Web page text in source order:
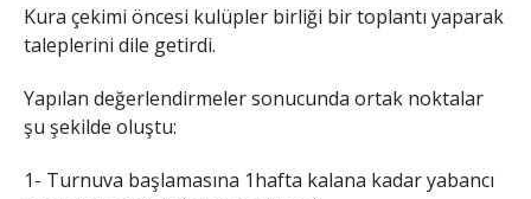
Kura çekimi öncesi kulüpler birliği bir toplantı yaparak
taleplerini dile getirdi.
Yapılan değerlendirmeler sonucunda ortak noktalar
şu şekilde oluştu:
1- Turnuva başlamasına 1hafta kalana kadar yabancı